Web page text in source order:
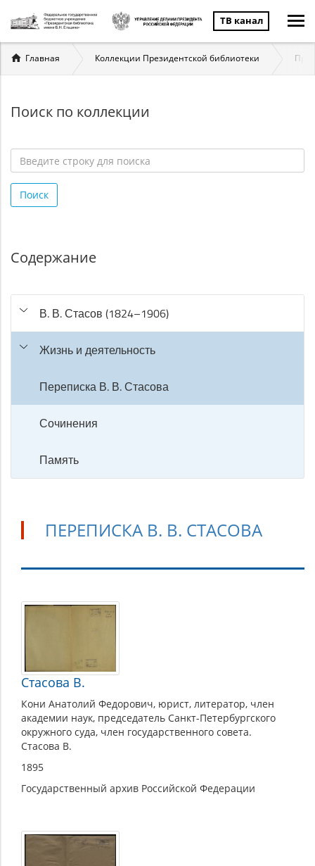
ТВ канал
Вы
здесь
Главная Коллекции Президентской библиотеки
Поиск по коллекции
строку
для
Поиск
Содержание
В. В. Стасов (1824–1906)
Жизнь и деятельность
Переписка В. В. Стасова
Сочинения
Память
ПЕРЕПИСКА В. В. СТАСОВА
Переписка
В.
Стасова
Стасова В.
Кони Анатолий Федорович, юрист, литератор, член
академии наук, председатель Санкт-Петербургского
окружного суда, член государственного совета.
Стасова В.
1895
Государственный архив Российской Федерации